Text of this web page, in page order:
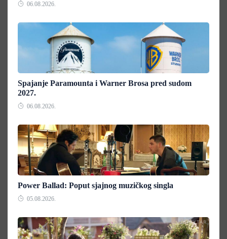
06.08.2026.
Spajanje Paramounta i Warner Brosa pred sudom
2027.
06.08.2026.
Power Ballad: Poput sjajnog muzičkog singla
05.08.2026.